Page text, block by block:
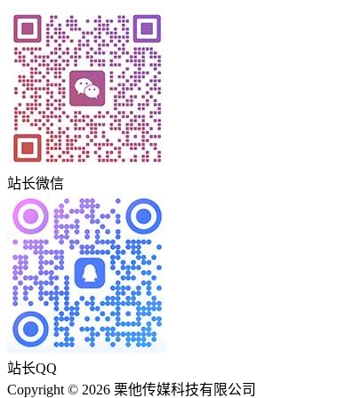
站长微信
站长QQ
Copyright © 2026 栗他传媒科技有限公司